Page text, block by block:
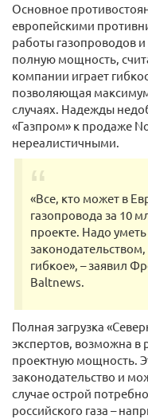
Основное
европейскими
работы газопроводов
полную мощность,
компании играет
позволяющая
случаях. Надежды
«Газпром» к продаже
нереалистичными.
«Все, кто может в
газопровода за 10
проекте. Надо
гибкое», – заявил
Baltnews.
Полная загрузка
экспертов, возможна в
проектную мощность.
законодательство и
случае острой
российского газа –